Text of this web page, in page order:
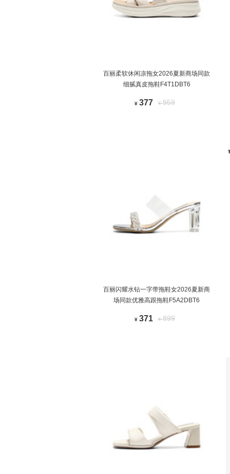
百丽柔软休闲凉拖女2026夏新商场同款
细腻真皮拖鞋F4T1DBT6
¥ 377 ¥959
百丽闪耀水钻一字带拖鞋女2026夏新商
场同款优雅高跟拖鞋F5A2DBT6
¥ 371 ¥899